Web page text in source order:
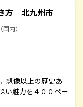
方 北九州市
内）
想像以上の歴史あ
い魅力を４００ペー